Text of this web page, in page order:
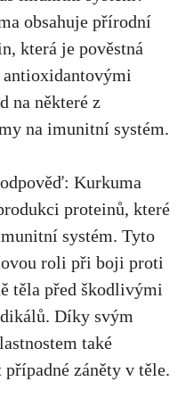
obsahuje přírodní
která je pověstná
na některé z
na imunitní systém.
Kurkuma
proteinů, které
systém. Tyto
roli při boji proti
těla před škodlivými
Díky svým
⁣také
případné záněty v těle.